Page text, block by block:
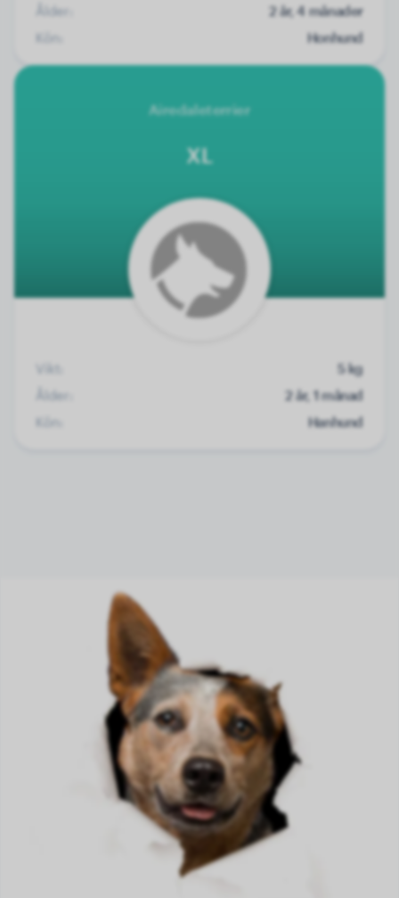
Ålder:
2 år, 4 månader
Kön:
Honhund
Airedaleterrier
XL
Vikt:
5 kg
Ålder:
2 år, 1 månad
Kön:
Hanhund